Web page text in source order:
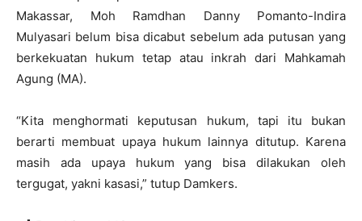
Makassar, Moh Ramdhan Danny Pomanto-Indira
Mulyasari belum bisa dicabut sebelum ada putusan yang
berkekuatan hukum tetap atau inkrah dari Mahkamah
Agung (MA).
“Kita menghormati keputusan hukum, tapi itu bukan
berarti membuat upaya hukum lainnya ditutup. Karena
masih ada upaya hukum yang bisa dilakukan oleh
tergugat, yakni kasasi,” tutup Damkers.